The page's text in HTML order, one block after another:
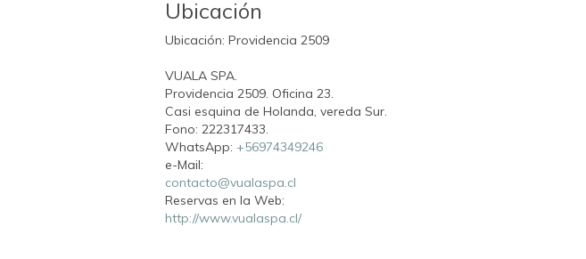
Ubicación
Ubicación: Providencia 2509
VUALA SPA.
Providencia 2509. Oficina 23.
Casi esquina de Holanda, vereda Sur.
Fono: 222317433.
WhatsApp: +56974349246
e-Mail:
contacto@vualaspa.cl
Reservas en la Web:
http://www.vualaspa.cl/